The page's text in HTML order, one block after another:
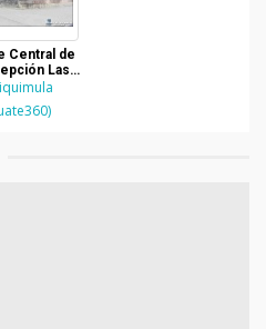
Central de
Las
Chiquimula